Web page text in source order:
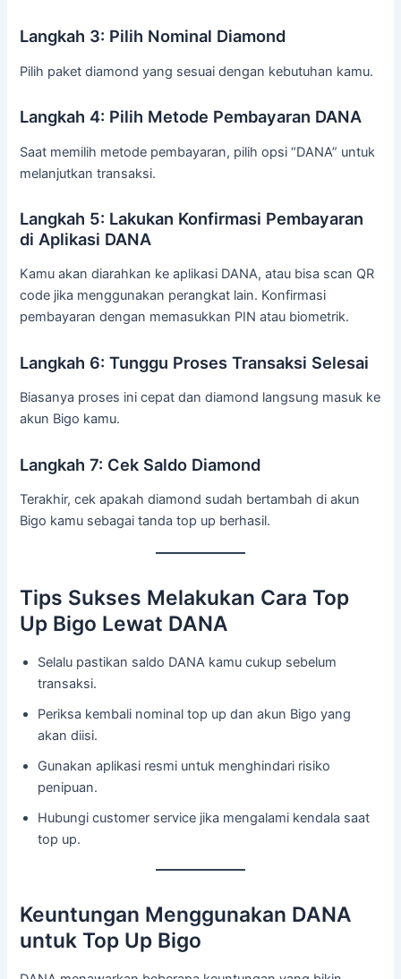
Langkah 3: Pilih Nominal Diamond
Pilih paket diamond yang sesuai dengan kebutuhan kamu.
Langkah 4: Pilih Metode Pembayaran DANA
Saat memilih metode pembayaran, pilih opsi “DANA” untuk
melanjutkan transaksi.
Langkah 5: Lakukan Konfirmasi Pembayaran
di Aplikasi DANA
Kamu akan diarahkan ke aplikasi DANA, atau bisa scan QR
code jika menggunakan perangkat lain. Konfirmasi
pembayaran dengan memasukkan PIN atau biometrik.
Langkah 6: Tunggu Proses Transaksi Selesai
Biasanya proses ini cepat dan diamond langsung masuk ke
akun Bigo kamu.
Langkah 7: Cek Saldo Diamond
Terakhir, cek apakah diamond sudah bertambah di akun
Bigo kamu sebagai tanda top up berhasil.
Tips Sukses Melakukan Cara Top
Up Bigo Lewat DANA
Selalu pastikan saldo DANA kamu cukup sebelum
transaksi.
Periksa kembali nominal top up dan akun Bigo yang
akan diisi.
Gunakan aplikasi resmi untuk menghindari risiko
penipuan.
Hubungi customer service jika mengalami kendala saat
top up.
Keuntungan Menggunakan DANA
untuk Top Up Bigo